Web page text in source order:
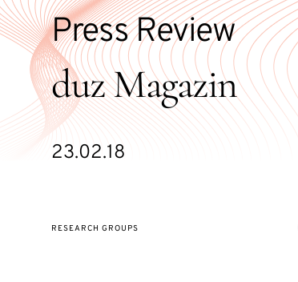
duz Magazin
Press Review
23.02.18
RESEARCH GROUPS